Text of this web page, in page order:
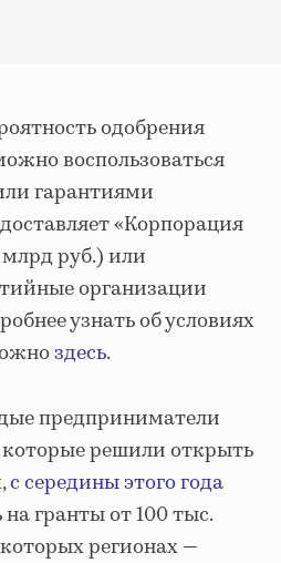
одобрения
воспользоваться
гарантиями
«Корпорация
руб.) или
организации
узнать об условиях
здесь.
предприниматели
которые решили открыть
с середины этого года
гранты от 100 тыс.
регионах —